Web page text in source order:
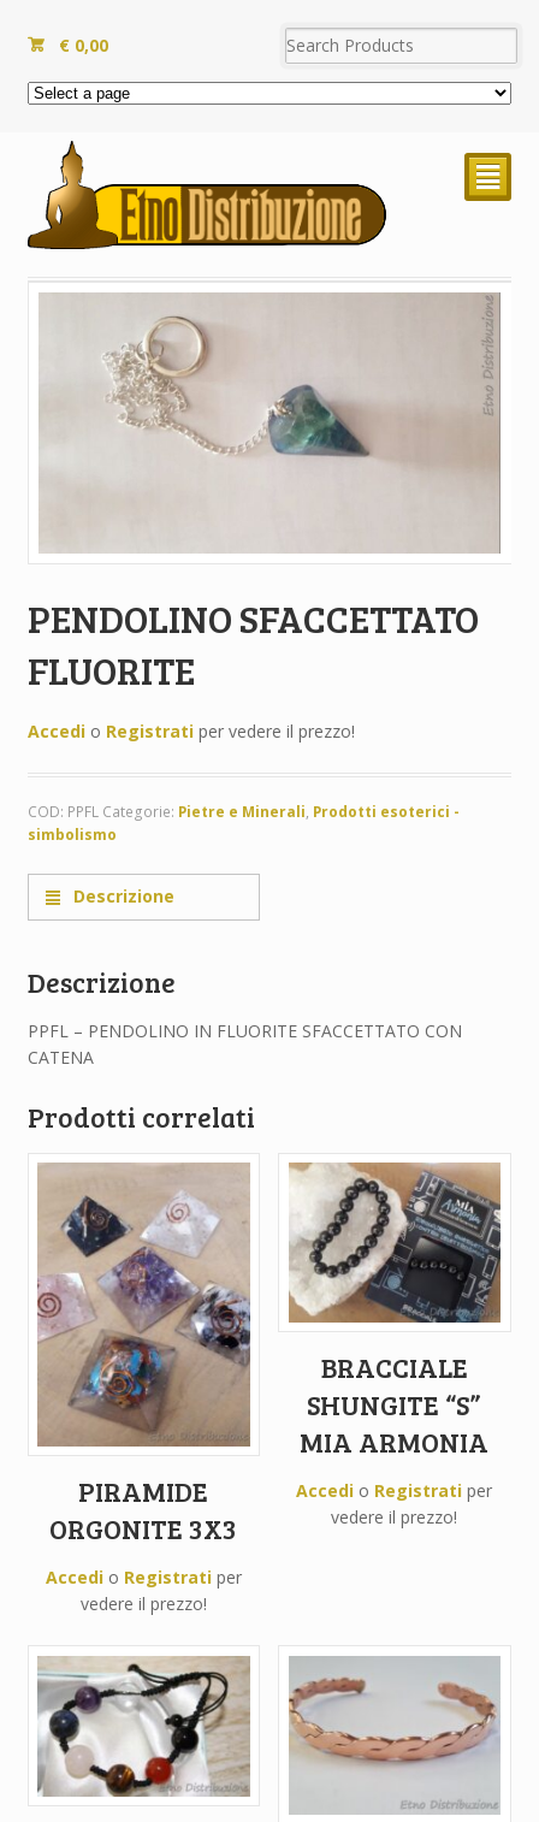
€ 0,00
²
PENDOLINO SFACCETTATO
FLUORITE
Accedio Registratiper vedere il prezzo!
COD: PPFL Categorie: Pietre e Minerali, Prodotti esoterici -
simbolismo
Descrizione
Descrizione
PPFL – PENDOLINO IN FLUORITE SFACCETTATO CON
CATENA
Prodotti correlati
PIRAMIDE
ORGONITE 3X3
Accedio Registratiper
vedere il prezzo!
BRACCIALE
SHUNGITE “S”
MIA ARMONIA
Accedi o Registrati per
vedere il prezzo!